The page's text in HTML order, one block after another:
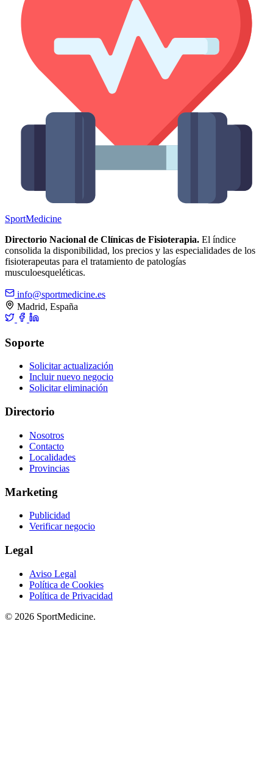
SportMedicine
Directorio Nacional de Clínicas de Fisioterapia. El índice
consolida la disponibilidad, los precios y las especialidades de los
fisioterapeutas para el tratamiento de patologías
musculoesqueléticas.
info@sportmedicine.es
Madrid, España
Soporte
Solicitar actualización
Incluir nuevo negocio
Solicitar eliminación
Directorio
Nosotros
Contacto
Localidades
Provincias
Marketing
Publicidad
Verificar negocio
Legal
Aviso Legal
Política de Cookies
Política de Privacidad
© 2026 SportMedicine.